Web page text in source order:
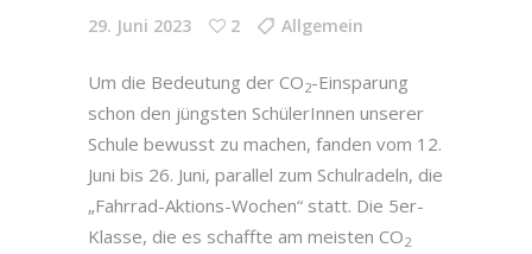
29. Juni 2023 2 Allgemein
Um die Bedeutung der CO2-Einsparung
schon den jüngsten SchülerInnen unserer
Schule bewusst zu machen, fanden vom 12.
Juni bis 26. Juni, parallel zum Schulradeln, die
„Fahrrad-Aktions-Wochen“ statt. Die 5er-
Klasse, die es schaffte am meisten CO2